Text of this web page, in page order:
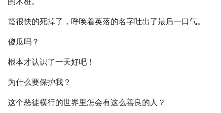
霞很快的死掉了，呼唤着英落的名字吐出了最后一口气。
傻瓜吗？
根本才认识了一天好吧！
为什么要保护我？
这个恶徒横行的世界里怎会有这么善良的人？